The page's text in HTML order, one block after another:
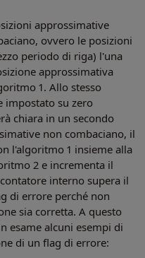
approssimative
ovvero le posizioni
periodo di riga) l'una
approssimativa
1. Allo stesso
impostato su zero
chiara in un secondo
non combaciano, il
l'algoritmo 1 insieme alla
2 e incrementa il
interno supera il
di errore perché non
sia corretta. A questo
esame alcuni esempi di
di un flag di errore: